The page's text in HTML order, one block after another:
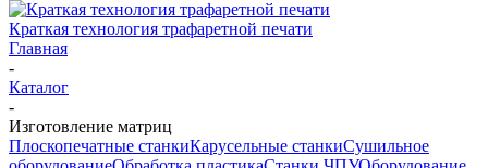
Краткая технология трафаретной печати
Главная
-
Каталог
-
Изготовление матриц
Плоскопечатные станкиКарусельные станкиСушильное